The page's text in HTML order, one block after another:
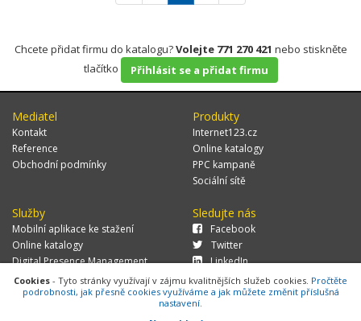
Chcete přidat firmu do katalogu?Volejte 771 270 421 nebo stiskněte
tlačítko
Přihlásit se a přidat firmu
Mediatel
Kontakt
Reference
Obchodní podmínky
Produkty
Internet123.cz
Online katalogy
PPC kampaně
Sociální sítě
Služby
Mobilní aplikace ke stažení
Online katalogy
Digital Presence Management
Více zákazníků
Sledujte nás
Facebook
Twitter
LinkedIn
Cookies - Tyto stránky využívají v zájmu kvalitnějších služeb cookies. Pročtěte
podrobnosti, jak přesně cookies využíváme a jak můžete změnit příslušná
nastavení.